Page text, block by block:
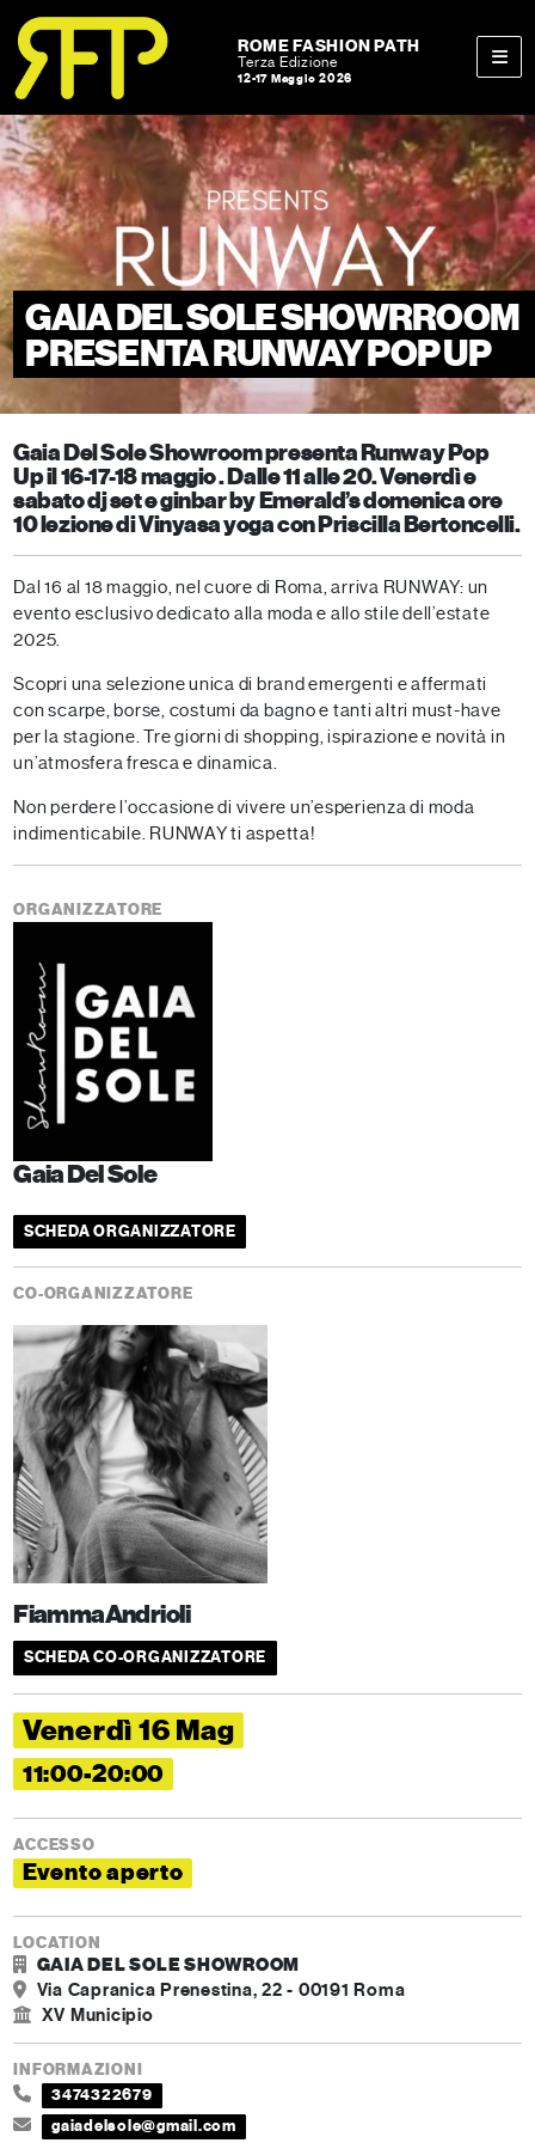
Skip to content
Skip to footer
ROME FASHION PATH
Terza Edizione
12-17 Maggio 2026
GAIA DEL SOLE SHOWRROOM
PRESENTA RUNWAY POP UP
Gaia Del Sole Showroom presenta Runway Pop
Up il 16-17-18 maggio . Dalle 11 alle 20. Venerdì e
sabato dj set e ginbar by Emerald’s domenica ore
10 lezione di Vinyasa yoga con Priscilla Bertoncelli.
Dal 16 al 18 maggio, nel cuore di Roma, arriva RUNWAY: un
evento esclusivo dedicato alla moda e allo stile dell’estate
2025.
Scopri una selezione unica di brand emergenti e affermati
con scarpe, borse, costumi da bagno e tanti altri must-have
per la stagione. Tre giorni di shopping, ispirazione e novità in
un’atmosfera fresca e dinamica.
Non perdere l’occasione di vivere un’esperienza di moda
indimenticabile. RUNWAY ti aspetta!
ORGANIZZATORE
Gaia Del Sole
SCHEDA ORGANIZZATORE
CO-ORGANIZZATORE
FiammaAndrioli
SCHEDA CO-ORGANIZZATORE
Venerdì 16 Mag
11:00-20:00
ACCESSO
Evento aperto
LOCATION
GAIA DEL SOLE SHOWROOM
Via Capranica Prenestina, 22 - 00191 Roma
XV Municipio
INFORMAZIONI
3474322679
gaiadelsole@gmail.com